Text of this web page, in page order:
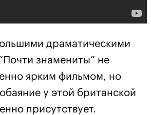
драматическими
знамениты” не
ярким фильмом, но
у этой британской
присутствует.